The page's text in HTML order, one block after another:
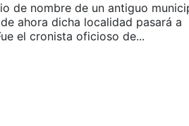
de nombre de un antiguo
ahora dicha localidad pasará a
el cronista oficioso de...